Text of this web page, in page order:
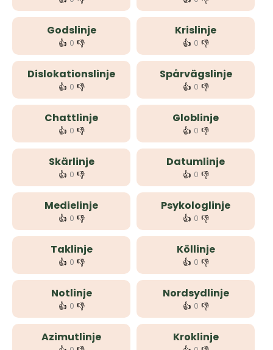
Godslinje
👍 0 👎
Krislinje
👍 0 👎
Dislokationslinje
👍 0 👎
Spårvägslinje
👍 0 👎
Chattlinje
👍 0 👎
Globlinje
👍 0 👎
Skärlinje
👍 0 👎
Datumlinje
👍 0 👎
Medielinje
👍 0 👎
Psykologlinje
👍 0 👎
Taklinje
👍 0 👎
Köllinje
👍 0 👎
Notlinje
👍 0 👎
Nordsydlinje
👍 0 👎
Azimutlinje Kroklinje